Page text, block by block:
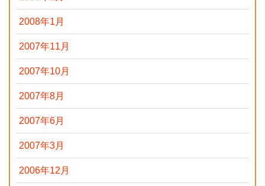
2008年1月
2007年11月
2007年10月
2007年8月
2007年6月
2007年3月
2006年12月